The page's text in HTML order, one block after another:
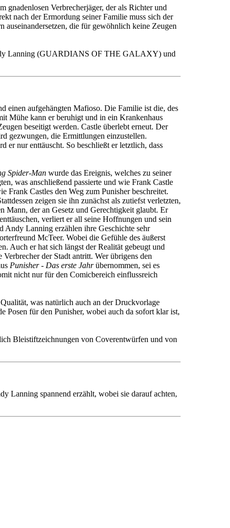
Verbrecherjäger, der als Richter und
nach der Ermordung seiner Familie muss sich der
auseinandersetzen, die für gewöhnlich keine Zeugen
Lanning (GUARDIANS OF THE GALAXY) und
einen aufgehängten Mafioso. Die Familie ist die, des
Mühe kann er beruhigt und in ein Krankenhaus
beseitigt werden. Castle überlebt erneut. Der
gezwungen, die Ermittlungen einzustellen.
er nur enttäuscht. So beschließt er letztlich, dass
Spider-Man wurde das Ereignis, welches zu seiner
was anschließend passierte und wie Frank Castle
Castles den Weg zum Punisher beschreitet.
zeigen sie ihn zunächst als zutiefst verletzten,
Mann, der an Gesetz und Gerechtigkeit glaubt. Er
verliert er all seine Hoffnungen und sein
Andy Lanning erzählen ihre Geschichte sehr
McTeer. Wobei die Gefühle des äußerst
Auch er hat sich längst der Realität gebeugt und
der Stadt antritt. Wer übrigens den
Punisher - Das erste Jahrübernommen, sei es
nicht nur für den Comicbereich einflussreich
was natürlich auch an der Druckvorlage
Posen für den Punisher, wobei auch da sofort klar ist,
Bleistiftzeichnungen von Coverentwürfen und von
Lanning spannend erzählt, wobei sie darauf achten,